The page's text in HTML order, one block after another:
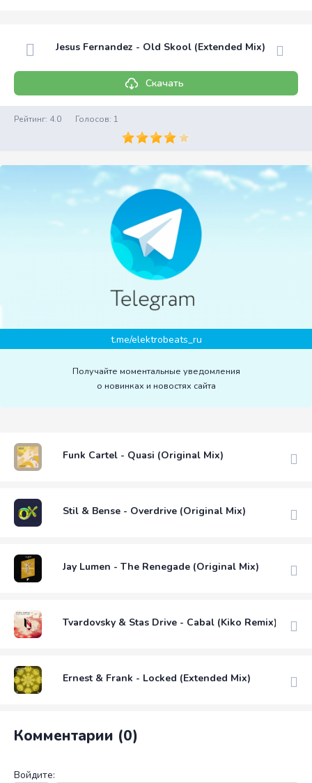
Jesus Fernandez - Old Skool (Extended Mix)
Скачать
Рейтинг: 4.0 Голосов: 1
t.me/elektrobeats_ru
Получайте моментальные уведомления
о новинках и новостях сайта
Funk Cartel - Quasi (Original Mix)
Stil & Bense - Overdrive (Original Mix)
Jay Lumen - The Renegade (Original Mix)
Tvardovsky & Stas Drive - Cabal (Kiko Remix)
Ernest & Frank - Locked (Extended Mix)
Комментарии (0)
Войдите: